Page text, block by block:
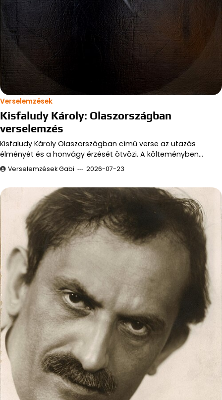
Verselemzések
Kisfaludy Károly: Olaszországban
verselemzés
Kisfaludy Károly Olaszországban című verse az utazás
élményét és a honvágy érzését ötvözi. A költeményben…
Verselemzések Gabi 2026-07-23